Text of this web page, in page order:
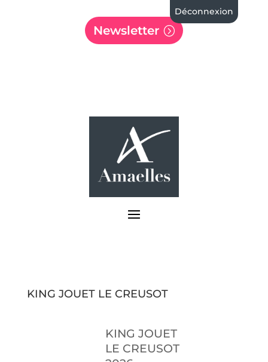
Newsletter
Déconnexion
KING JOUET LE CREUSOT
KING JOUET
LE CREUSOT